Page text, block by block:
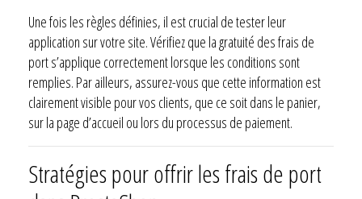
Une fois les règles définies, il est crucial de tester leur
application sur votre site. Vérifiez que la gratuité des frais de
port s’applique correctement lorsque les conditions sont
remplies. Par ailleurs, assurez-vous que cette information est
clairement visible pour vos clients, que ce soit dans le panier,
sur la page d’accueil ou lors du processus de paiement.
Stratégies pour offrir les frais de port